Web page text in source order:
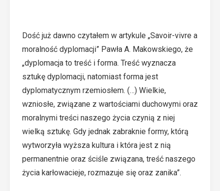
Dość już dawno czytałem w artykule „Savoir-vivre a
moralność dyplomacji” Pawła A. Makowskiego, że
„dyplomacja to treść i forma. Treść wyznacza
sztukę dyplomacji, natomiast forma jest
dyplomatycznym rzemiosłem. (…) Wielkie,
wzniosłe, związane z wartościami duchowymi oraz
moralnymi treści naszego życia czynią z niej
wielką sztukę. Gdy jednak zabraknie formy, którą
wytworzyła wyższa kultura i która jest z nią
permanentnie oraz ściśle związana, treść naszego
życia karłowacieje, rozmazuje się oraz zanika”.